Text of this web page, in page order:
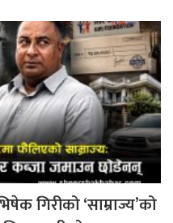
गिरीको ‘साम्राज्य’को